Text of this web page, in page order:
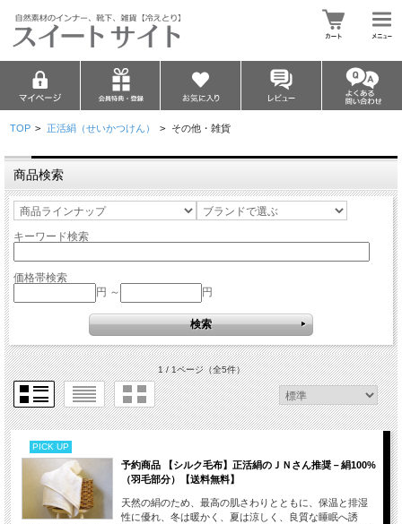
TOP > 正活絹（せいかつけん） > その他・雑貨
商品検索
キーワード検索
価格帯検索
円 ～
円
1 / 1ページ（全5件）
PICK UP
予約商品 【シルク毛布】正活絹のＪＮさん推奨－絹100%
（羽毛部分）【送料無料】
天然の絹のため、最高の肌さわりとともに、保温と排湿
性に優れ、冬は暖かく、夏は涼しく、良質な睡眠へ誘